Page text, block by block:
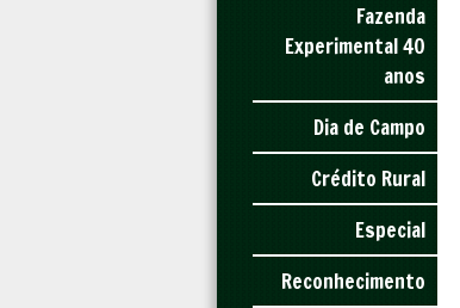
Fazenda
Experimental 40
anos
Dia de Campo
Crédito Rural
Especial
Reconhecimento